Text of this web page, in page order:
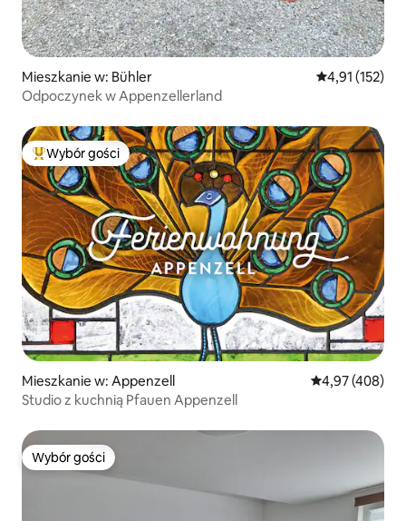
Mieszkanie w: Bühler Średnia
4,91 (152)
Odpoczynek w Appenzellerland
Najpopularniejsze z kategorii Wybór gości
Wybór gości
Mieszkanie w: Appenzell Średnia
4,97 (408)
Studio z kuchnią Pfauen Appenzell
Wybór gości
Wybór gości